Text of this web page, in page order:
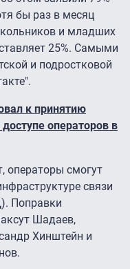
бы раз в месяц
и младших
25%. Самыми
и подростковой
к принятию
операторов в
операторы смогут
связи
Поправки
Шадаев,
Хинштейн и